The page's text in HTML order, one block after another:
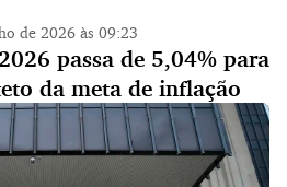
de 2026 às 09:23
passa de 5,04% para
da meta de inflação